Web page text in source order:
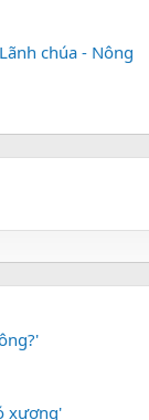
chúa - Nông
xương'